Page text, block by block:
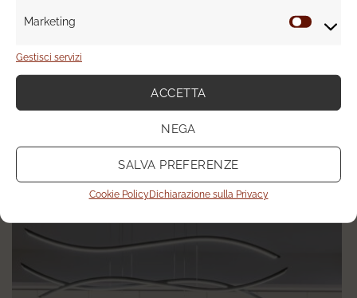
Marketing
Gestisci servizi
ACCETTA
NEGA
SALVA PREFERENZE
Cookie PolicyDichiarazione sulla Privacy